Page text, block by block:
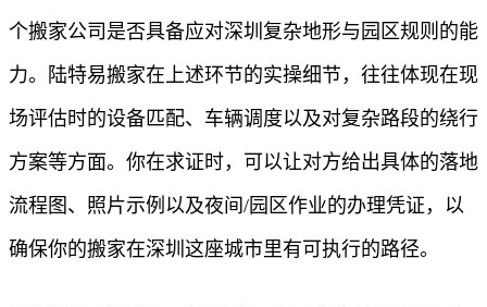
个搬家公司是否具备应对深圳复杂地形与园区规则的能
力。陆特易搬家在上述环节的实操细节，往往体现在现
场评估时的设备匹配、车辆调度以及对复杂路段的绕行
方案等方面。你在求证时，可以让对方给出具体的落地
流程图、照片示例以及夜间/园区作业的办理凭证，以
确保你的搬家在深圳这座城市里有可执行的路径。